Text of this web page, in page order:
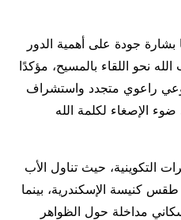
بشارة جودة على أهمية الدور
نحو اللقاء بالمسيح، مؤكدًا
وعي راعوي متجدد واستشراف
الإصغاء لكلمة الله
التكوينية، حيث تناول الأب
كنيسة الإسكندرية، بينما
مداخلة حول الظواهر